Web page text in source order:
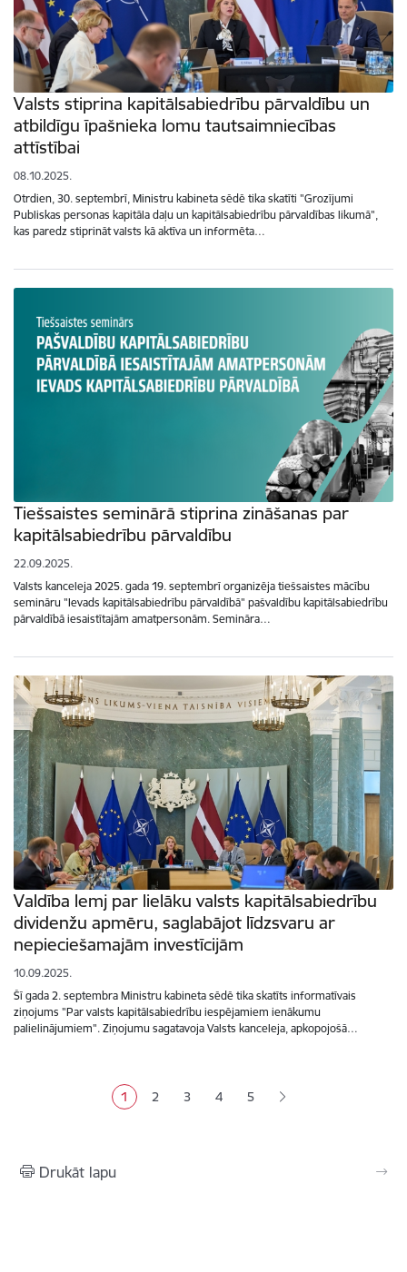
Valsts stiprina kapitālsabiedrību pārvaldību un
atbildīgu īpašnieka lomu tautsaimniecības
attīstībai
08.10.2025.
Otrdien, 30. septembrī, Ministru kabineta sēdē tika skatīti "Grozījumi
Publiskas personas kapitāla daļu un kapitālsabiedrību pārvaldības likumā",
kas paredz stiprināt valsts kā aktīva un informēta…
Tiešsaistes seminārā stiprina zināšanas par
kapitālsabiedrību pārvaldību
22.09.2025.
Valsts kanceleja 2025. gada 19. septembrī organizēja tiešsaistes mācību
semināru "Ievads kapitālsabiedrību pārvaldībā" pašvaldību kapitālsabiedrību
pārvaldībā iesaistītajām amatpersonām. Semināra…
Valdība lemj par lielāku valsts kapitālsabiedrību
dividenžu apmēru, saglabājot līdzsvaru ar
nepieciešamajām investīcijām
10.09.2025.
Šī gada 2. septembra Ministru kabineta sēdē tika skatīts informatīvais
ziņojums "Par valsts kapitālsabiedrību iespējamiem ienākumu
palielinājumiem". Ziņojumu sagatavoja Valsts kanceleja, apkopojošā…
Pašreizējā lapa
1 Lapa
2 Lapa
3 Lapa
4 Lapa
5
Drukāt lapu